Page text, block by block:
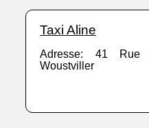
Taxi Aline
Adresse: 41
Woustviller